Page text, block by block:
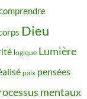
Dieu
logique Lumière
paix pensées
mentaux